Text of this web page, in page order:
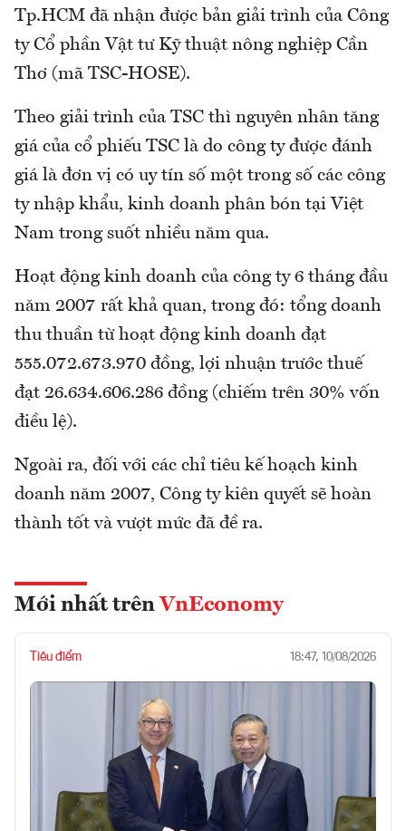
Tp.HCM đã nhận được bản giải trình của Công
ty Cổ phần Vật tư Kỹ thuật nông nghiệp Cần
Thơ (mã TSC-HOSE).
Theo giải trình của TSC thì nguyên nhân tăng
giá của cổ phiếu TSC là do công ty được đánh
giá là đơn vị có uy tín số một trong số các công
ty nhập khẩu, kinh doanh phân bón tại Việt
Nam trong suốt nhiều năm qua.
Hoạt động kinh doanh của công ty 6 tháng đầu
năm 2007 rất khả quan, trong đó: tổng doanh
thu thuần từ hoạt động kinh doanh đạt
555.072.673.970 đồng, lợi nhuận trước thuế
đạt 26.634.606.286 đồng (chiếm trên 30% vốn
điều lệ).
Ngoài ra, đối với các chỉ tiêu kế hoạch kinh
doanh năm 2007, Công ty kiên quyết sẽ hoàn
thành tốt và vượt mức đã đề ra.
Mới nhất trên VnEconomy
Tiêu điểm 18:47, 10/08/2026